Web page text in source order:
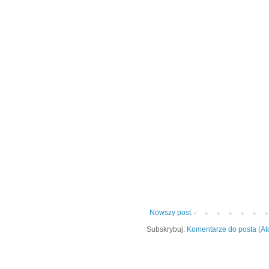
Nowszy post
Subskrybuj: Komentarze do posta